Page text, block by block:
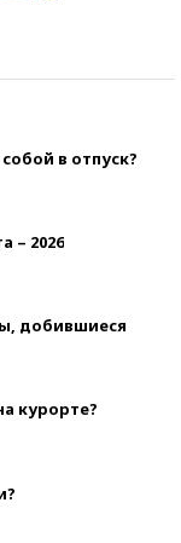
в отпуск?
– 2026
добившиеся
курорте?